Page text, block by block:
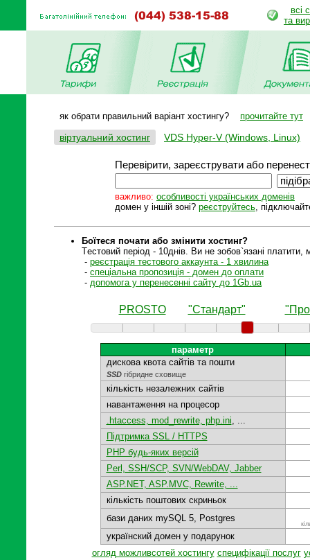
всі
та
як обрати правильний варіант хостингу? прочитайте тут
віртуальний хостинг VDS Hyper-V (Windows, Linux)
Перевірити, зареєструвати або
важливо: особливості українських доменів
домен у іншій зоні? реєструйтесь,
Боїтеся почати або змінити хостинг?
Tестовий період - 10днів. Ви не зобов`язані
- реєстрація тестового аккаунта - 1 хвилина
- спеціальна пропозиція - домен до оплати
- допомога у перенесенні сайту до 1Gb.ua
PROSTO "Стандарт"
параметр
дискова квота сайтів та пошти
SSDгібридне сховище
кількість незалежних сайтів
навантаження на процесор
.htaccess, mod_rewrite, php.ini
Підтримка SSL / HTTPS
PHP будь-яких версій
Perl, SSH/SCP, SVN/WebDAV, Jabber
ASP.NET, ASP.MVC, Rewrite, ...
кількість поштових скриньок
бази даних mySQL 5, Postgres
українский домен у подарунок
огляд можливсотей хостингу специфікації послуг